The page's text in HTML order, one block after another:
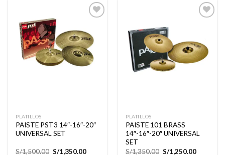
Añadir
a la
lista de
deseos
PLATILLOS
PAISTE PST3 14″-16″-20″
UNIVERSAL SET
S/1,500.00 El
S/1,350.00El
Añadir
a la
lista de
deseos
PLATILLOS
PAISTE 101 BRASS
14″-16″-20″ UNIVERSAL
SET
S/1,350.00 El
S/1,250.00El